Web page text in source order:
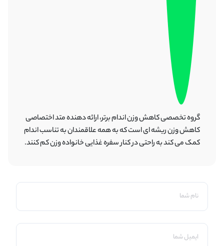
گروه تخصصی کاهش وزن اندام برتر، ارائه دهنده متد اختصاصی
کاهش وزن ریشه ای است که به همه علاقمندان به تناسب اندام
کمک می کند به راحتی در کنار سفره غذایی خانواده وزن کم کنند.